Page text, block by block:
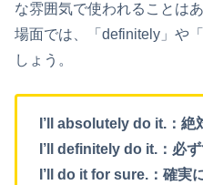
な雰囲気で使われることは
場面では、「definitely」や
しょう。
I’ll absolutely do it.：絶
I’ll definitely do it.：必
I’ll do it for sure.：確実